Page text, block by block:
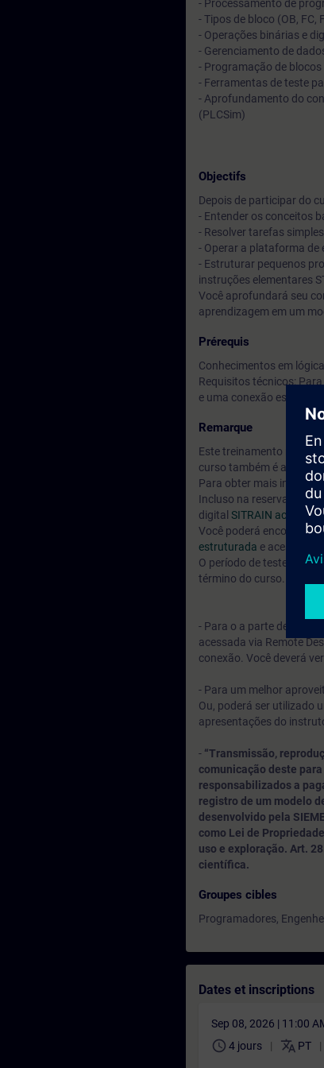
- Processamento de
- Tipos de bloco (OB,
- Operações binárias e
- Gerenciamento de
- Programação de
- Ferramentas de teste
- Aprofundamento do
(PLCSim)
Objectifs
Depois de participar do
- Entender os conceitos
- Resolver tarefas
- Operar a plataforma de
- Estruturar pequenos
instruções elementares
Você aprofundará seu
aprendizagem em um
Prérequis
Conhecimentos em
Requisitos técnicos:
e uma conexão estável
Remarque
Este treinamento não é
curso também é
Para obter mais
Incluso na reserva do
digital SITRAIN access.
Você poderá encontrar
estruturada e acesso a
O período de teste inicia
término do curso.
- Para o a parte de
acessada via Remote
conexão. Você deverá
- Para um melhor
Ou, poderá ser utilizado
apresentações do
- “Transmissão,
comunicação deste
responsabilizados a
registro de um modelo
desenvolvido pela
como Lei de
uso e exploração. Art.
científica.
Groupes cibles
Programadores,
Dates et inscriptions
Sep 08, 2026 | 11:00
schedule 4 jours translate PT